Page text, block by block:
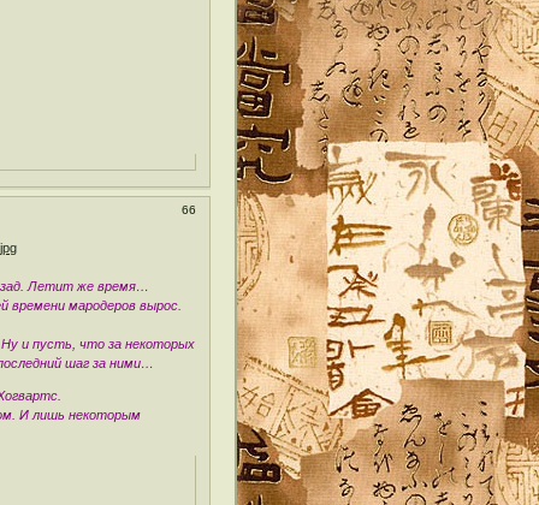
66
Летит же время…
времени мародеров вырос.
Ну и пусть, что за некоторых
шаг за ними…
И лишь некоторым